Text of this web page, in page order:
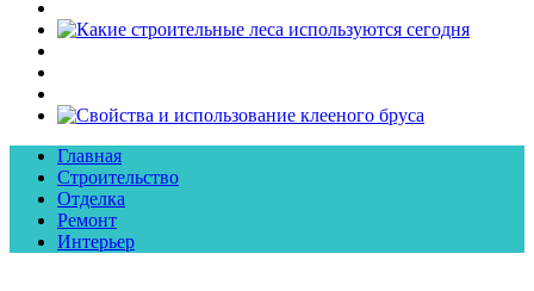
Главная
Строительство
Отделка
Ремонт
Интерьер